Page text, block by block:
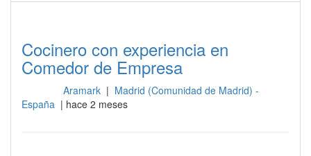
Cocinero con experiencia en
Comedor de Empresa
Aramark | Madrid (Comunidad de Madrid) -
España | hace 2 meses